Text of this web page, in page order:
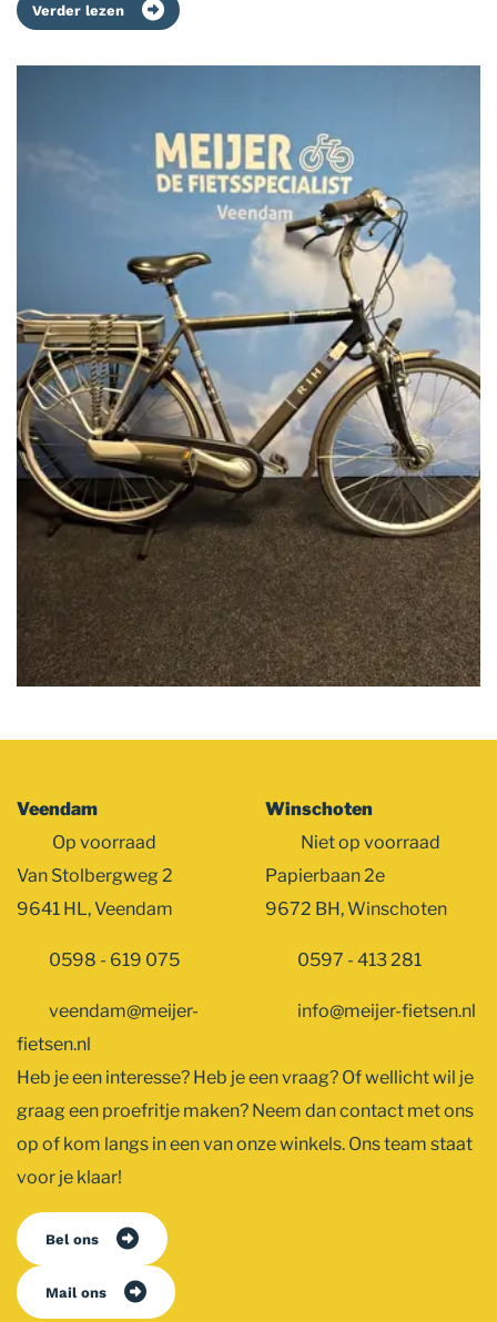
Verder lezen
Veendam
Op voorraad
Van Stolbergweg 2
9641 HL, Veendam
0598 - 619 075
veendam@meijer-
fietsen.nl
Winschoten
Niet op voorraad
Papierbaan 2e
9672 BH, Winschoten
0597 - 413 281
info@meijer-fietsen.nl
Heb je een interesse? Heb je een vraag? Of wellicht wil je
graag een proefritje maken? Neem dan contact met ons
op of kom langs in een van onze winkels. Ons team staat
voor je klaar!
Bel ons
Mail ons